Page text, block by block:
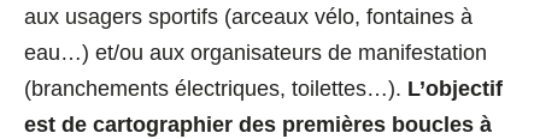
aux usagers sportifs (arceaux vélo, fontaines à
eau…) et/ou aux organisateurs de manifestation
(branchements électriques, toilettes…). L’objectif
est de cartographier des premières boucles à